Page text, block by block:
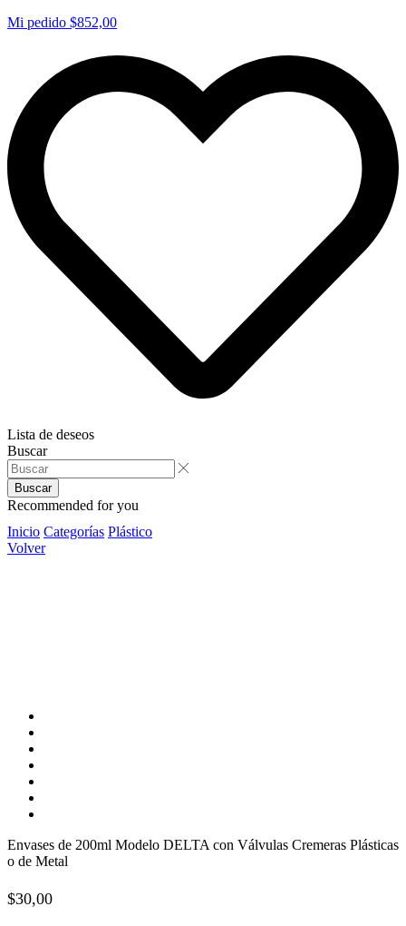
Mi pedido $852,00
Lista de deseos
Buscar
Buscar
Recommended for you
Inicio Categorías Plástico
Volver
Envases de 200ml Modelo DELTA con Válvulas Cremeras Plásticas
o de Metal
$30,00